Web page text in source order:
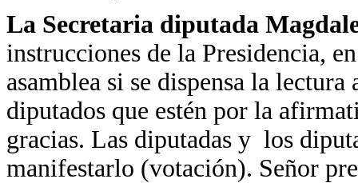
La Secretaria diputada
instrucciones de la Presidencia,
asamblea si se dispensa la
diputados que estén por la
gracias. Las diputadas y los
manifestarlo (votación). Señor